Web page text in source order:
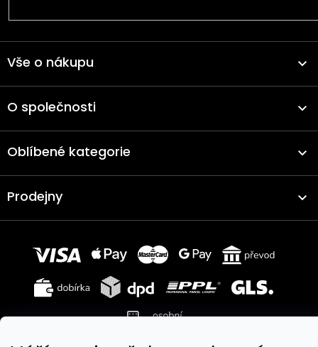
Vše o nákupu
O společnosti
Oblíbené kategorie
Prodejny